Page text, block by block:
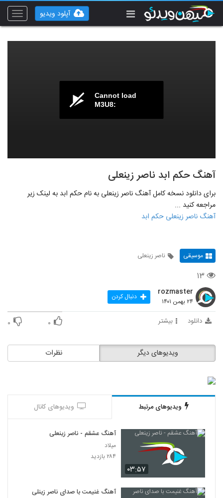
Toggle
آپلود ویدیو
Cannot load
M3U8:
آهنگ حکم ابد ناصر زینعلی
برای دانلود نسخه کامل آهنگ ناصر زینعلی به نام حکم ابد به لینک زیر
مراجعه کنید ...
آهنگ ناصر زینعلی حکم ابد
موسیقی ناصر زینعلی
۱۳
rozmaster
۲۴ بهمن ۱۴۰۱ دنبال کردن
دانلود بیشتر ۰ ۰
نظرات ویدیوهای دیگر
ویدیوهای مرتبط ویدیوهای کانال
۰۳:۵۷
آهنگ عشقم - ناصر زینعلی
میلاد
۲۸۴ بازدید
آهنگ غنیمت با صدای ناصر زینلی